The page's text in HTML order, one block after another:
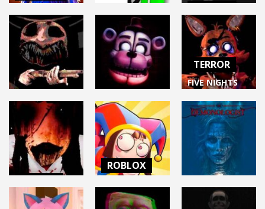
PLAYTIME
FOREVER
TERROR
KINITOPET
37.8K
CAPTAIN
WILLIE
6.94K
TERROR
BUCKSHOT
ROULETTE
97K
FNAF: Help
Wanted 2
10.6K
TERROR
FIVE NIGHTS
PLUS (FNAF
PLUS)
TEKE TEKE:
ROBLOX
DIGITAL
TERROR